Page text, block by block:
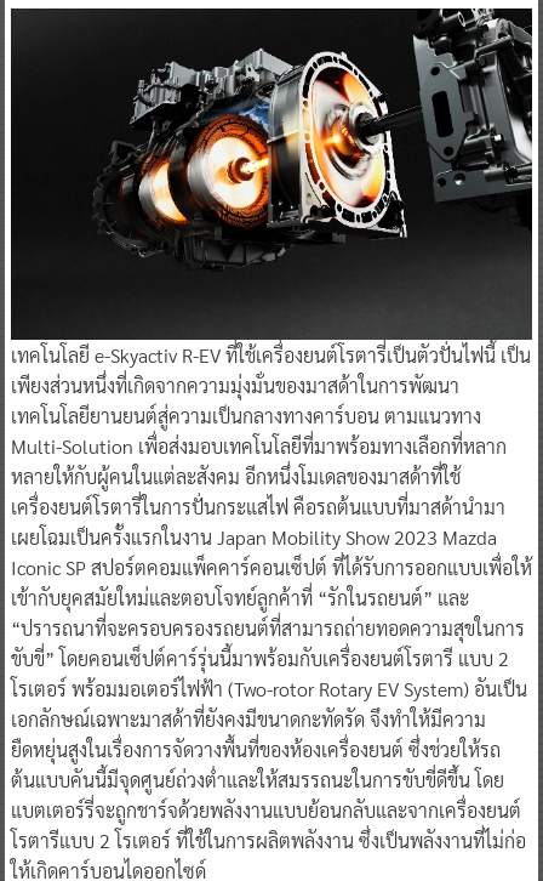
เทคโนโลยี e-Skyactiv R-EV ที่ใช้เครื่องยนต์โรตารี่เป็นตัวปั่นไฟนี้ เป็น
เพียงส่วนหนึ่งที่เกิดจากความมุ่งมั่นของมาสด้าในการพัฒนา
เทคโนโลยียานยนต์สู่ความเป็นกลางทางคาร์บอน ตามแนวทาง
Multi-Solution เพื่อส่งมอบเทคโนโลยีที่มาพร้อมทางเลือกที่หลาก
หลายให้กับผู้คนในแต่ละสังคม อีกหนึ่งโมเดลของมาสด้าที่ใช้
เครื่องยนต์โรตารี่ในการปั่นกระแสไฟ คือรถต้นแบบที่มาสด้านำมา
เผยโฉมเป็นครั้งแรกในงาน Japan Mobility Show 2023 Mazda
Iconic SP สปอร์ตคอมแพ็คคาร์คอนเซ็ปต์ ที่ได้รับการออกแบบเพื่อให้
เข้ากับยุคสมัยใหม่และตอบโจทย์ลูกค้าที่ “รักในรถยนต์” และ
“ปรารถนาที่จะครอบครองรถยนต์ที่สามารถถ่ายทอดความสุขในการ
ขับขี่” โดยคอนเซ็ปต์คาร์รุ่นนี้มาพร้อมกับเครื่องยนต์โรตารี แบบ 2
โรเตอร์ พร้อมมอเตอร์ไฟฟ้า (Two-rotor Rotary EV System) อันเป็น
เอกลักษณ์เฉพาะมาสด้าที่ยังคงมีขนาดกะทัดรัด จึงทำให้มีความ
ยืดหยุ่นสูงในเรื่องการจัดวางพื้นที่ของห้องเครื่องยนต์ ซึ่งช่วยให้รถ
ต้นแบบคันนี้มีจุดศูนย์ถ่วงต่ำและให้สมรรถนะในการขับขี่ดีขึ้น โดย
แบตเตอร์รี่จะถูกชาร์จด้วยพลังงานแบบย้อนกลับและจากเครื่องยนต์
โรตารีแบบ 2 โรเตอร์ ที่ใช้ในการผลิตพลังงาน ซึ่งเป็นพลังงานที่ไม่ก่อ
ให้เกิดคาร์บอนไดออกไซด์